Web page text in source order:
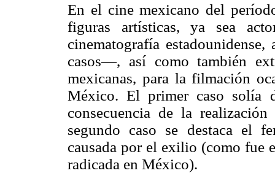
En el cine mexicano del
figuras artísticas, ya sea
cinematografía
casos—, así como también
mexicanas, para la filmación
México. El primer caso solía
consecuencia de la
segundo caso se destaca el
causada por el exilio (como fue
radicada en México).